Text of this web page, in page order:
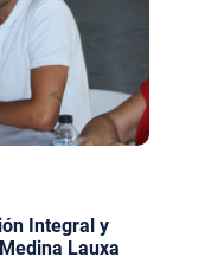
Integral y
Lauxa